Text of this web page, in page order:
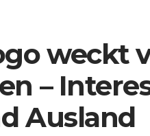
weckt
–
Ausland